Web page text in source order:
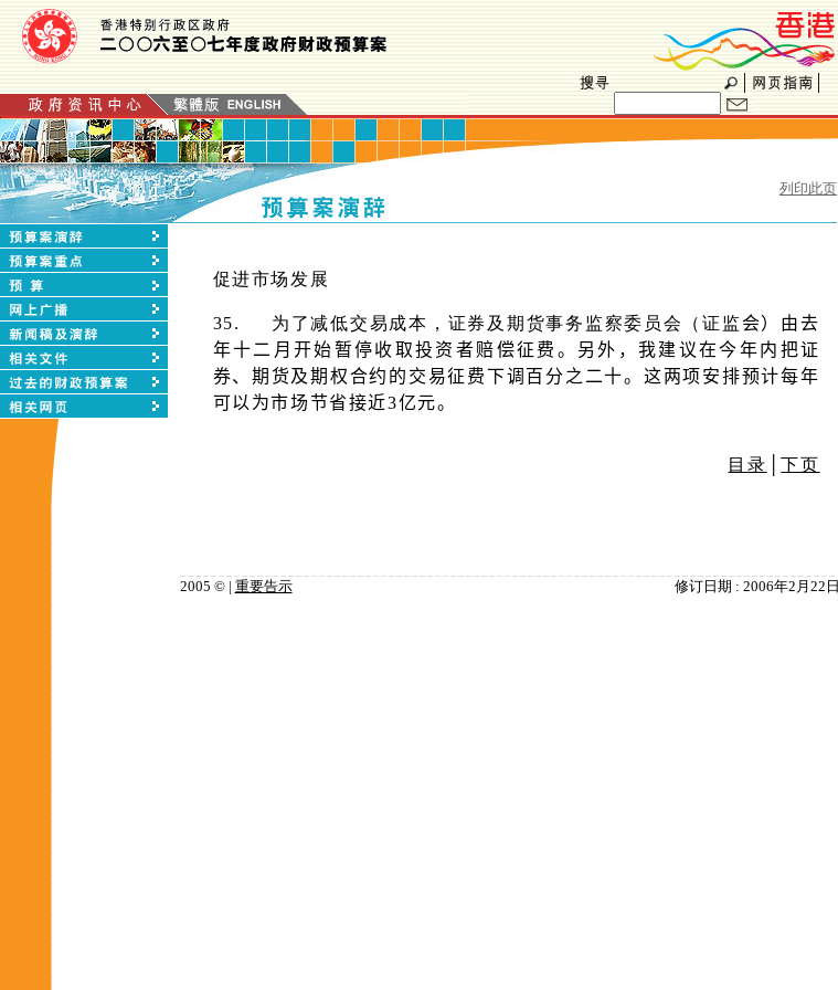
列印此页
促进市场发展
35. 为了减低交易成本，证券及期货事务监察委员会（证监会）由去
年十二月开始暂停收取投资者赔偿征费。另外，我建议在今年内把证
券、期货及期权合约的交易征费下调百分之二十。这两项安排预计每年
可以为市场节省接近3亿元。
目录 │下页
2005 © | 重要告示 修订日期 : 2006年2月22日